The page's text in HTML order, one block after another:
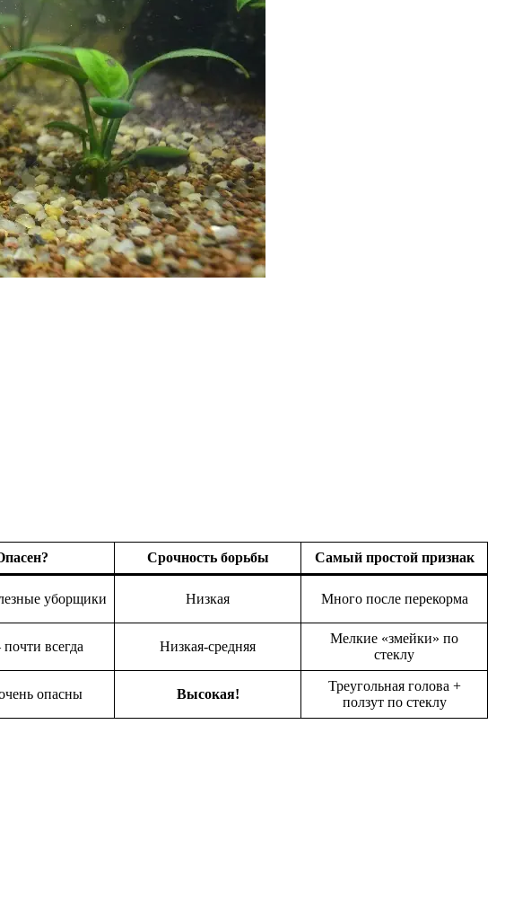
Срочность борьбы Самый простой признак
уборщики Низкая Много после перекорма
всегда Низкая-средняя
Мелкие «змейки» по
стеклу
опасны Высокая!
Треугольная голова +
ползут по стеклу